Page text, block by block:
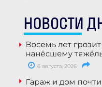
НОВОСТИ
Восемь лет
нанёсшему
6 августа, 2026
Гараж и дом